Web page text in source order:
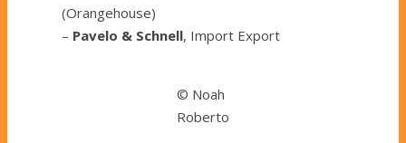
(Orangehouse)
– Pavelo & Schnell, Import Export
© Noah
Roberto